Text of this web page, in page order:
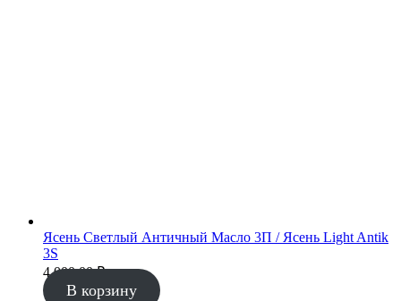
Ясень Светлый Античный Масло 3П / Ясень Light Antik
3S
4 000.00₽
В корзину